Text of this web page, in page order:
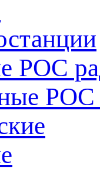
POC
POC